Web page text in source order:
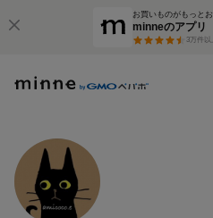
お買いものがもっと
minneのアプリ
3万件以